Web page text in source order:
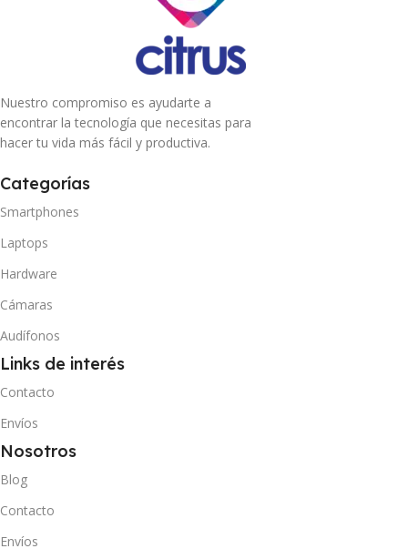
Nuestro compromiso es ayudarte a
encontrar la tecnología que necesitas para
hacer tu vida más fácil y productiva.
Categorías
Smartphones
Laptops
Hardware
Cámaras
Audífonos
Links de interés
Contacto
Envíos
Nosotros
Blog
Contacto
Envíos